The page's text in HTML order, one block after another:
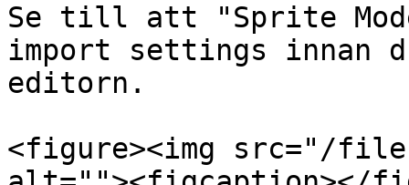
Se till att "Sprite
import settings innan
editorn.
<figure><img src="/files/